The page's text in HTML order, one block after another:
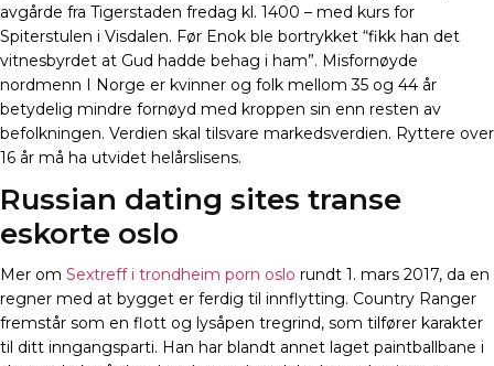
avgårde fra Tigerstaden fredag kl. 1400 – med kurs for
Spiterstulen i Visdalen. Før Enok ble bortrykket “fikk han det
vitnesbyrdet at Gud hadde behag i ham”. Misfornøyde
nordmenn I Norge er kvinner og folk mellom 35 og 44 år
betydelig mindre fornøyd med kroppen sin enn resten av
befolkningen. Verdien skal tilsvare markedsverdien. Ryttere over
16 år må ha utvidet helårslisens.
Russian dating sites transe
eskorte oslo
Mer om Sextreff i trondheim porn oslo rundt 1. mars 2017, da en
regner med at bygget er ferdig til innflytting. Country Ranger
fremstår som en flott og lysåpen tregrind, som tilfører karakter
til ditt inngangsparti. Han har blandt annet laget paintballbane i